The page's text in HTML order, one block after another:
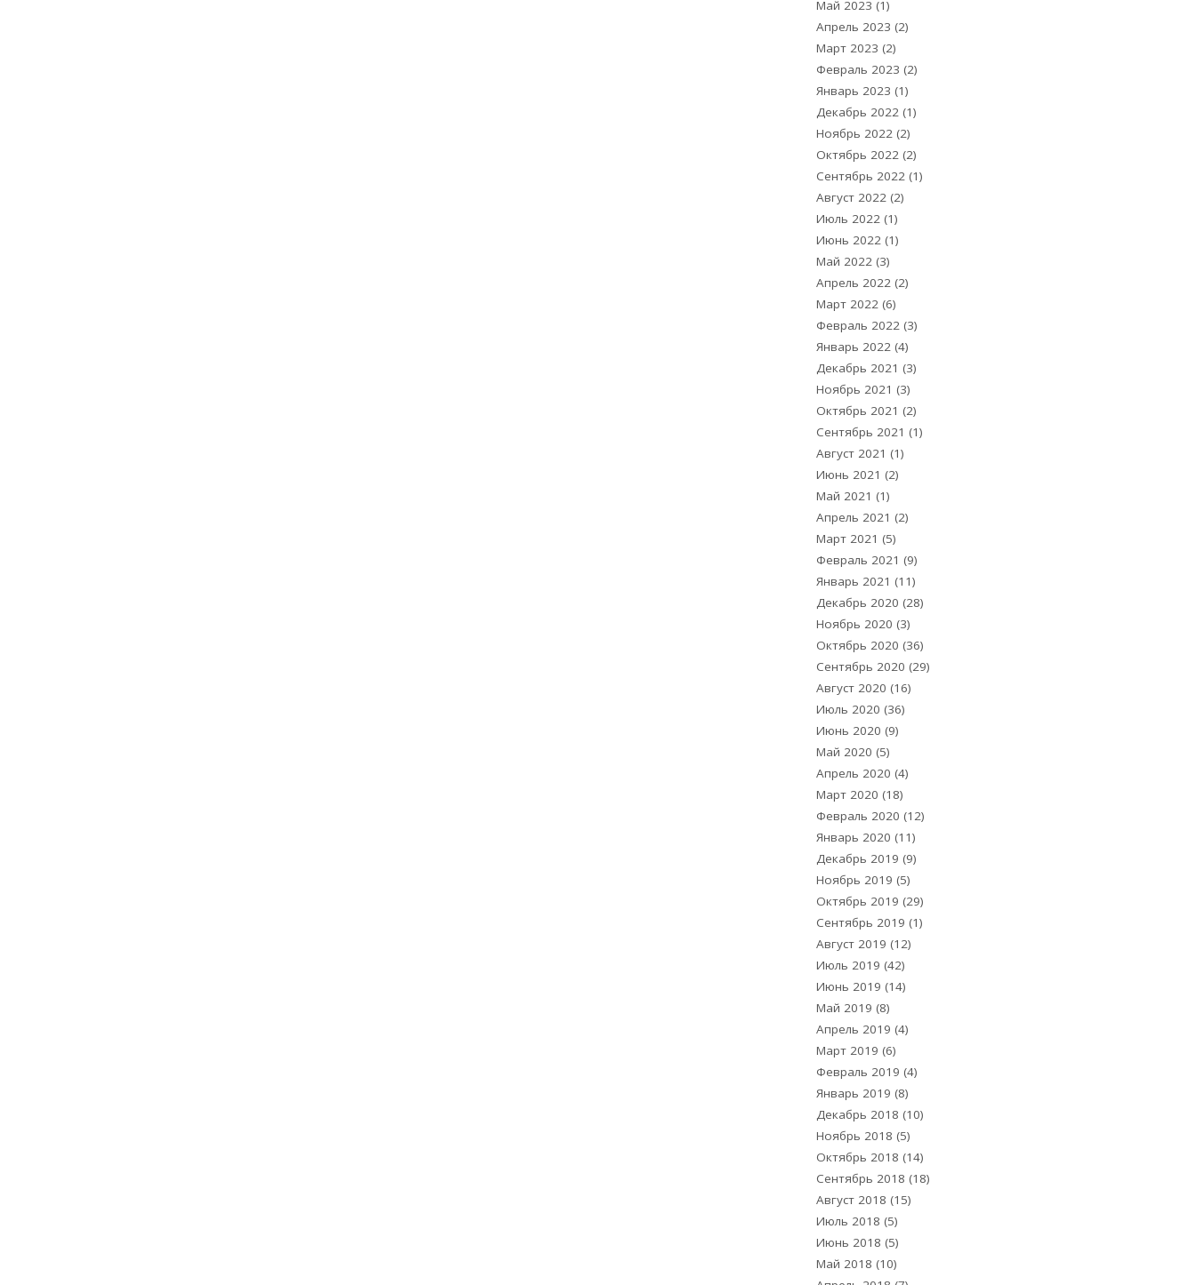
Май 2023 (1)
Апрель 2023 (2)
Март 2023 (2)
Февраль 2023 (2)
Январь 2023 (1)
Декабрь 2022 (1)
Ноябрь 2022 (2)
Октябрь 2022 (2)
Сентябрь 2022 (1)
Август 2022 (2)
Июль 2022 (1)
Июнь 2022 (1)
Май 2022 (3)
Апрель 2022 (2)
Март 2022 (6)
Февраль 2022 (3)
Январь 2022 (4)
Декабрь 2021 (3)
Ноябрь 2021 (3)
Октябрь 2021 (2)
Сентябрь 2021 (1)
Август 2021 (1)
Июнь 2021 (2)
Май 2021 (1)
Апрель 2021 (2)
Март 2021 (5)
Февраль 2021 (9)
Январь 2021 (11)
Декабрь 2020 (28)
Ноябрь 2020 (3)
Октябрь 2020 (36)
Сентябрь 2020 (29)
Август 2020 (16)
Июль 2020 (36)
Июнь 2020 (9)
Май 2020 (5)
Апрель 2020 (4)
Март 2020 (18)
Февраль 2020 (12)
Январь 2020 (11)
Декабрь 2019 (9)
Ноябрь 2019 (5)
Октябрь 2019 (29)
Сентябрь 2019 (1)
Август 2019 (12)
Июль 2019 (42)
Июнь 2019 (14)
Май 2019 (8)
Апрель 2019 (4)
Март 2019 (6)
Февраль 2019 (4)
Январь 2019 (8)
Декабрь 2018 (10)
Ноябрь 2018 (5)
Октябрь 2018 (14)
Сентябрь 2018 (18)
Август 2018 (15)
Июль 2018 (5)
Июнь 2018 (5)
Май 2018 (10)